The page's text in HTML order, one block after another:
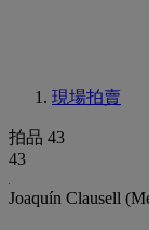
現場拍賣
拍品 43
43
Joaquín Clausell